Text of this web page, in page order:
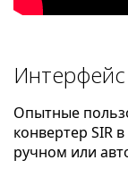
Опытные
конвертер SIR в
ручном или